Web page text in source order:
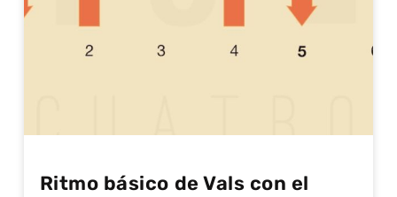
Ritmo básico de Vals con el